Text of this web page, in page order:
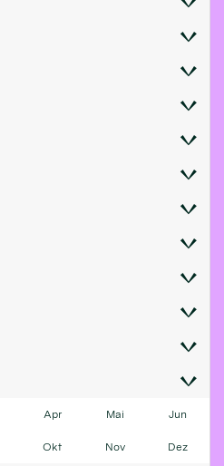
Apr Mai Jun
Okt Nov Dez